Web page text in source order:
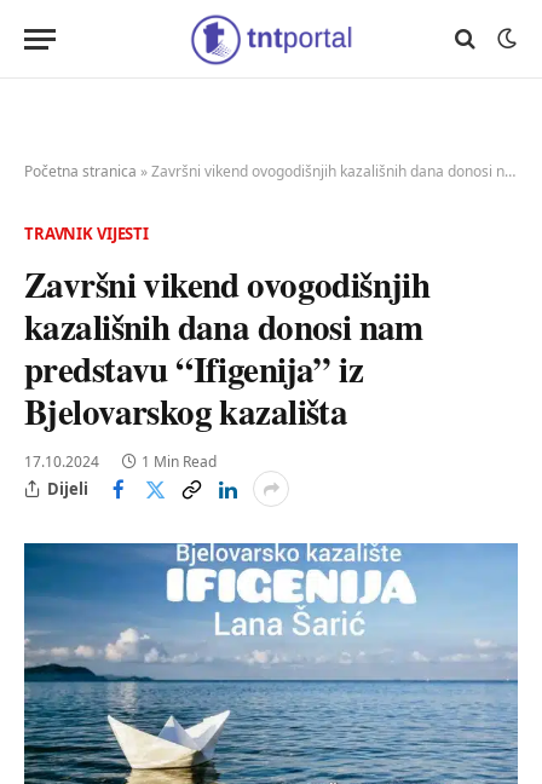
Početna stranica »Završni vikend ovogodišnjih kazališnih dana donosi nam predstavu “Ifigenija” iz Bjelovarskog kazališta
TRAVNIK VIJESTI
Završni vikend ovogodišnjih
kazališnih dana donosi nam
predstavu “Ifigenija” iz
Bjelovarskog kazališta
17.10.2024 1 Min Read
Dijeli